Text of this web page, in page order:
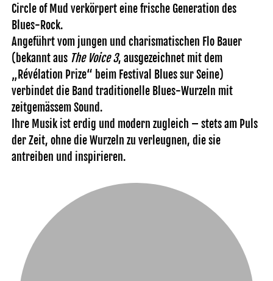
Circle of Mud verkörpert eine frische Generation des
Blues-Rock.
Angeführt vom jungen und charismatischen Flo Bauer
(bekannt aus The Voice 3, ausgezeichnet mit dem
„Révélation Prize“ beim Festival Blues sur Seine)
verbindet die Band traditionelle Blues-Wurzeln mit
zeitgemässem Sound.
Ihre Musik ist erdig und modern zugleich – stets am Puls
der Zeit, ohne die Wurzeln zu verleugnen, die sie
antreiben und inspirieren.